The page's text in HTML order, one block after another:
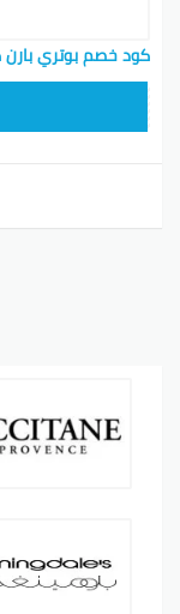
كود خصم بوتري بارن